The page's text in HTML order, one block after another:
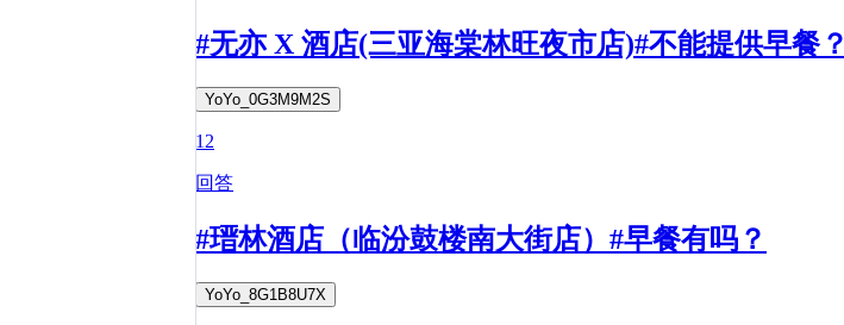
#无亦 X 酒店(三亚海棠林旺夜市店)#不能提供早餐？
YoYo_0G3M9M2S
12
回答
#瑨林酒店（临汾鼓楼南大街店）#早餐有吗？
YoYo_8G1B8U7X